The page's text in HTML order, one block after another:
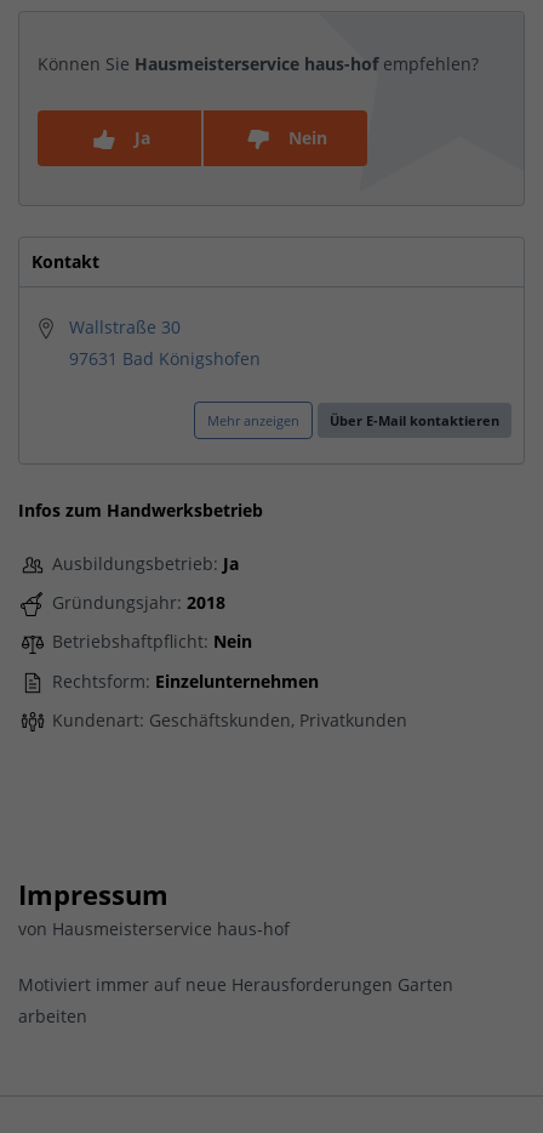
Können Sie Hausmeisterservice haus-hofempfehlen?
Ja Nein
Kontakt
Wallstraße 30
97631 Bad Königshofen
Mehr anzeigen Über E-Mail kontaktieren
Infos zum Handwerksbetrieb
Ausbildungsbetrieb: Ja
Gründungsjahr: 2018
Betriebshaftpflicht: Nein
Rechtsform: Einzelunternehmen
Kundenart: Geschäftskunden, Privatkunden
Impressum
von Hausmeisterservice haus-hof
Motiviert immer auf neue Herausforderungen Garten
arbeiten